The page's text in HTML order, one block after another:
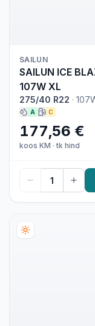
SAILUN
SAILUN ICE
107W XL
275/40 R22 ·
A C
177,56 €
koos KM ·tk hind